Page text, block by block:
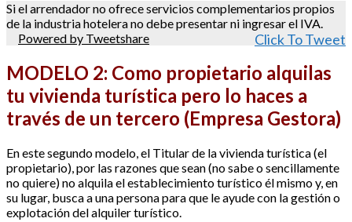
Si el arrendador no ofrece servicios complementarios propios
de la industria hotelera no debe presentar ni ingresar el IVA.
Powered by Tweetshare
Click To Tweet
MODELO 2: Como propietario alquilas
tu vivienda turística pero lo haces a
través de un tercero (Empresa Gestora)
En este segundo modelo, el Titular de la vivienda turística (el
propietario), por las razones que sean (no sabe o sencillamente
no quiere) no alquila el establecimiento turístico él mismo y, en
su lugar, busca a una persona para que le ayude con la gestión o
explotación del alquiler turístico.